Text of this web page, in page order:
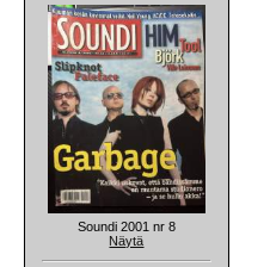
Soundi 2001 nr 8
Näytä